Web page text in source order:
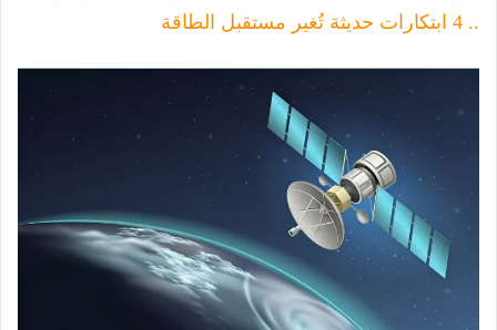
.. 4 ابتكارات حديثة تُغير مستقبل الطاقة